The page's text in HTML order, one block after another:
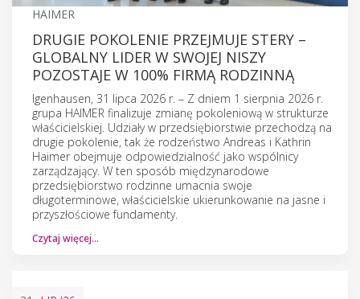
HAIMER
DRUGIE POKOLENIE PRZEJMUJE STERY –
GLOBALNY LIDER W SWOJEJ NISZY
POZOSTAJE W 100% FIRMĄ RODZINNĄ
Igenhausen, 31 lipca 2026 r. – Z dniem 1 sierpnia 2026 r.
grupa HAIMER finalizuje zmianę pokoleniową w strukturze
właścicielskiej. Udziały w przedsiębiorstwie przechodzą na
drugie pokolenie, tak że rodzeństwo Andreas i Kathrin
Haimer obejmuje odpowiedzialność jako wspólnicy
zarządzający. W ten sposób międzynarodowe
przedsiębiorstwo rodzinne umacnia swoje
długoterminowe, właścicielskie ukierunkowanie na jasne i
przyszłościowe fundamenty.
Czytaj więcej…